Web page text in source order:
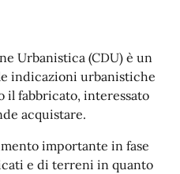
Urbanistica (CDU) è un
indicazioni urbanistiche
il fabbricato, interessato
acquistare.
importante in fase
e di terreni in quanto